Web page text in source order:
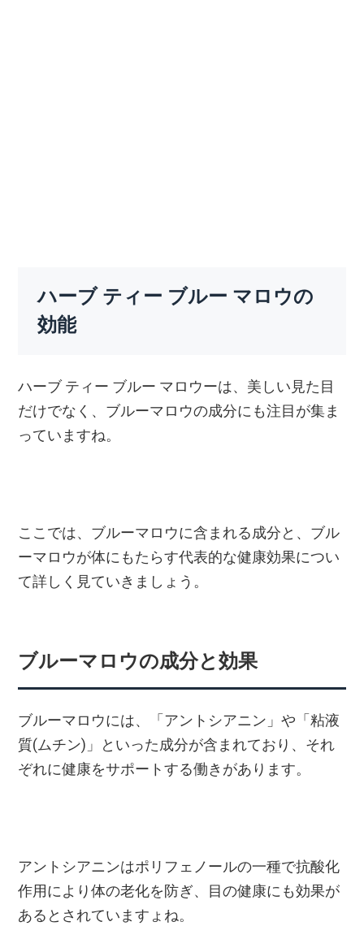
ハーブ ティー ブルー マロウの
効能
ハーブ ティー ブルー マロウーは、美しい見た目
だけでなく、ブルーマロウの成分にも注目が集ま
っていますね。
ここでは、ブルーマロウに含まれる成分と、ブル
ーマロウが体にもたらす代表的な健康効果につい
て詳しく見ていきましょう。
ブルーマロウの成分と効果
ブルーマロウには、「アントシアニン」や「粘液
質(ムチン)」といった成分が含まれており、それ
ぞれに健康をサポートする働きがあります。
アントシアニンはポリフェノールの一種で抗酸化
作用により体の老化を防ぎ、目の健康にも効果が
あるとされていますょね。